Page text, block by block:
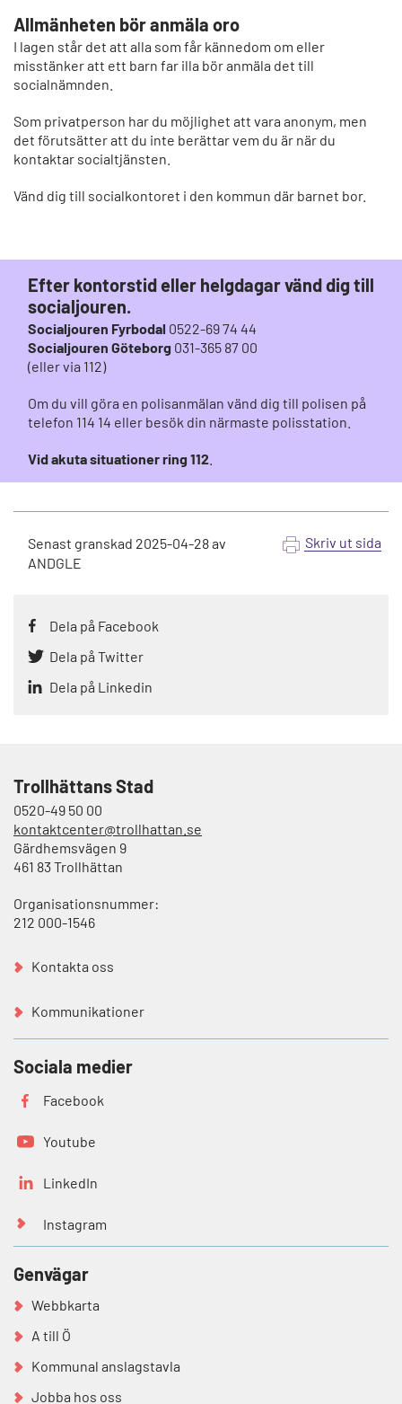
Allmänheten bör anmäla oro
I lagen står det att alla som får kännedom om eller
misstänker att ett barn far illa bör anmäla det till
socialnämnden.
Som privatperson har du möjlighet att vara anonym, men
det förutsätter att du inte berättar vem du är när du
kontaktar socialtjänsten.
Vänd dig till socialkontoret i den kommun där barnet bor.
Efter kontorstid eller helgdagar vänd dig till
socialjouren.
Socialjouren Fyrbodal 0522-69 74 44
Socialjouren Göteborg 031-365 87 00
(eller via 112)
Om du vill göra en polisanmälan vänd dig till polisen på
telefon 114 14 eller besök din närmaste polisstation.
Vid akuta situationer ring 112
Senast granskad 2025-04-28av
ANDGLE
Skriv ut sida
Dela på Facebook
Dela på Twitter
Dela på Linkedin
Trollhättans Stad
0520-49 50 00
kontaktcenter@trollhattan.se
Gärdhemsvägen 9
461 83 Trollhättan
Organisationsnummer:
212 000-1546
Kontakta oss
Kommunikationer
Sociala medier
Facebook
Youtube
LinkedIn
Instagram
Genvägar
Webbkarta
A till Ö
Kommunal anslagstavla
Jobba hos oss